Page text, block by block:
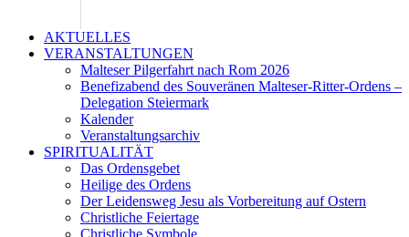
AKTUELLES
VERANSTALTUNGEN
Malteser Pilgerfahrt nach Rom 2026
Benefizabend des Souveränen Malteser-Ritter-Ordens –
Delegation Steiermark
Kalender
Veranstaltungsarchiv
SPIRITUALITÄT
Das Ordensgebet
Heilige des Ordens
Der Leidensweg Jesu als Vorbereitung auf Ostern
Christliche Feiertage
Christliche Symbole